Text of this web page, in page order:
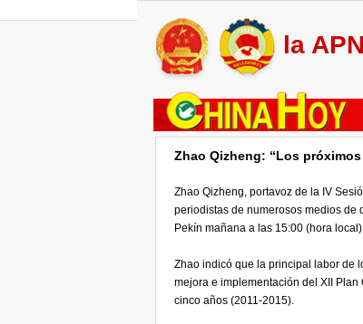
la
Zhao Qizheng: “Los
Zhao Qizheng, portavoz de la IV
periodistas de numerosos medios de
Pekín mañana a las 15:00 (hora
Zhao indicó que la principal labor de
mejora e implementación del XII
cinco años (2011-2015).